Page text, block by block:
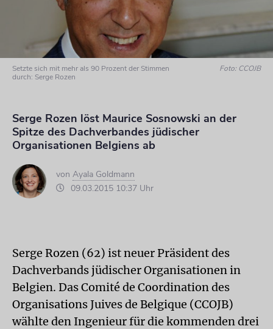
Setzte sich mit mehr als 90 Prozent der Stimmen
durch: Serge Rozen
Foto: CCOJB
Serge Rozen löst Maurice Sosnowski an der
Spitze des Dachverbandes jüdischer
Organisationen Belgiens ab
von Ayala Goldmann
09.03.2015 10:37 Uhr
Serge Rozen (62) ist neuer Präsident des
Dachverbands jüdischer Organisationen in
Belgien. Das Comité de Coordination des
Organisations Juives de Belgique (CCOJB)
wählte den Ingenieur für die kommenden drei